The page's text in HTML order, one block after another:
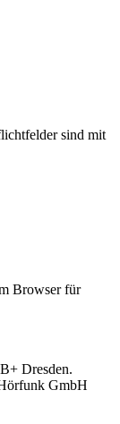
sind mit
Browser für
Dresden.
GmbH